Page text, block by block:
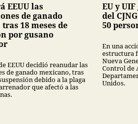
EEUU las
de ganado
18 meses de
por gusano
EEUU decidió reanudar las
de ganado mexicano, tras
debido a la plaga
que afectó a las
EU y
del
50
En una
estructura
Nueva
Control de
Unidos.